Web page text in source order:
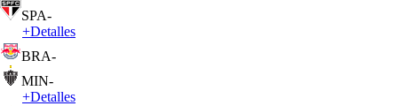
SPA-
+Detalles
BRA-
MIN-
+Detalles